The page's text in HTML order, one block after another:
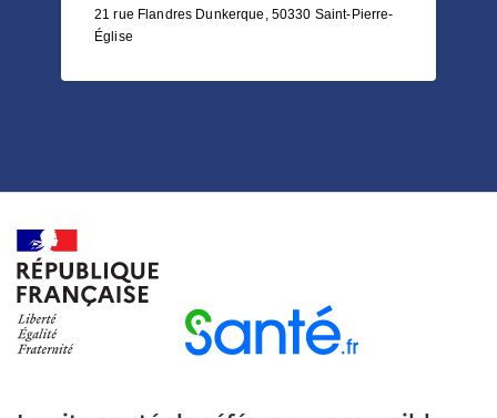
21 rue Flandres Dunkerque, 50330 Saint-Pierre-
Église